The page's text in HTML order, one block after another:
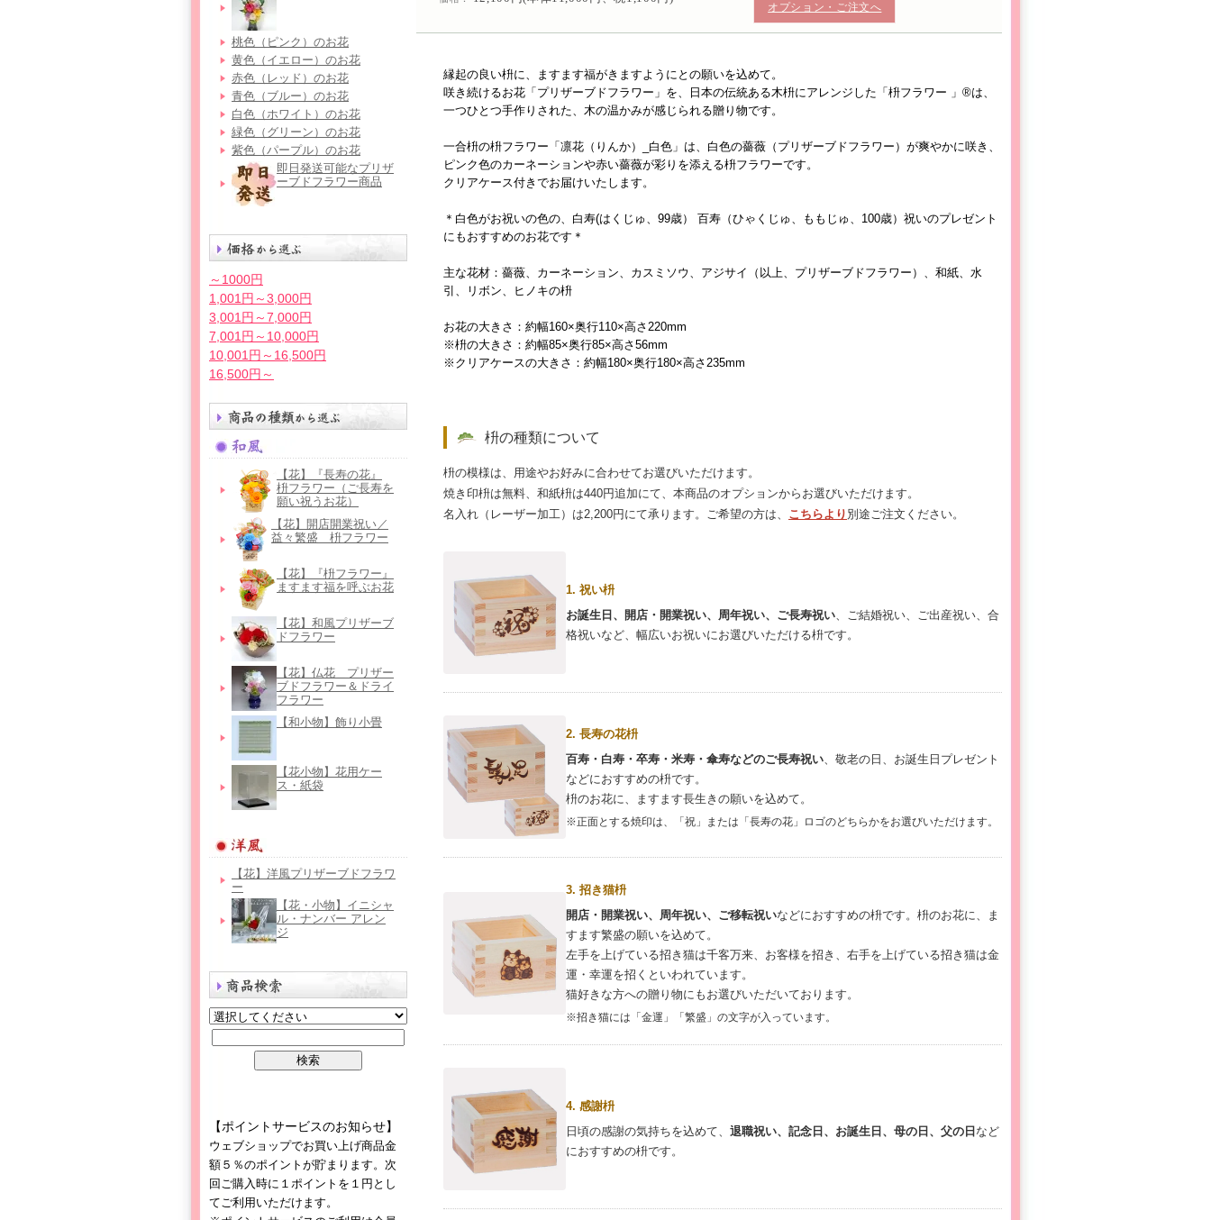
桃色（ピンク）のお花
黄色（イエロー）のお花
赤色（レッド）のお花
青色（ブルー）のお花
白色（ホワイト）のお花
緑色（グリーン）のお花
紫色（パープル）のお花
即日発送可能なプリザ
ーブドフラワー商品
～1000円
1,001円～3,000円
3,001円～7,000円
7,001円～10,000円
10,001円～16,500円
16,500円～
【花】『長寿の花』
枡フラワー（ご長寿を
願い祝うお花）
【花】開店開業祝い／
益々繁盛 枡フラワー
【花】『枡フラワー』
ますます福を呼ぶお花
【花】和風プリザーブ
ドフラワー
【花】仏花＿プリザー
ブドフラワー＆ドライ
フラワー
【和小物】飾り小畳
【花小物】花用ケー
ス・紙袋
【花】洋風プリザーブドフラワ
ー
【花・小物】イニシャ
ル・ナンバー アレン
ジ
【ポイントサービスのお知らせ】
ウェブショップでお買い上げ商品金
額５％のポイントが貯まります。次
回ご購入時に１ポイントを１円とし
てご利用いただけます。
オプション・ご注文へ
縁起の良い枡に、ますます福がきますようにとの願いを込めて。
咲き続けるお花「プリザーブドフラワー」を、日本の伝統ある木枡にアレンジした「枡フラワー 」®は、
一つひとつ手作りされた、木の温かみが感じられる贈り物です。
一合枡の枡フラワー「凛花（りんか）_白色」は、白色の薔薇（プリザーブドフラワー）が爽やかに咲き、
ピンク色のカーネーションや赤い薔薇が彩りを添える枡フラワーです。
クリアケース付きでお届けいたします。
＊白色がお祝いの色の、白寿(はくじゅ、99歳） 百寿（ひゃくじゅ、ももじゅ、100歳）祝いのプレゼント
にもおすすめのお花です＊
主な花材：薔薇、カーネーション、カスミソウ、アジサイ（以上、プリザーブドフラワー）、和紙、水
引、リボン、ヒノキの枡
お花の大きさ：約幅160×奥行110×高さ220mm
※枡の大きさ：約幅85×奥行85×高さ56mm
※クリアケースの大きさ：約幅180×奥行180×高さ235mm
枡の種類について
枡の模様は、用途やお好みに合わせてお選びいただけます。
焼き印枡は無料、和紙枡は440円追加にて、本商品のオプションからお選びいただけます。
名入れ（レーザー加工）は2,200円にて承ります。ご希望の方は、 こちらより 別途ご注文ください。
1. 祝い枡
お誕生日、開店・開業祝い、周年祝い、ご長寿祝い、ご結婚祝い、ご出産祝い、合
格祝いなど、幅広いお祝いにお選びいただける枡です。
2. 長寿の花枡
百寿・白寿・卒寿・米寿・傘寿などのご長寿祝い 、敬老の日、お誕生日プレゼント
などにおすすめの枡です。
枡のお花に、ますます長生きの願いを込めて。
※正面とする焼印は、「祝」または「長寿の花」ロゴのどちらかをお選びいただけます。
3. 招き猫枡
開店・開業祝い、周年祝い、ご移転祝いなどにおすすめの枡です。枡のお花に、ま
すます繁盛の願いを込めて。
左手を上げている招き猫は千客万来、お客様を招き、右手を上げている招き猫は金
運・幸運を招くといわれています。
猫好きな方への贈り物にもお選びいただいております。
※招き猫には「金運」「繁盛」の文字が入っています。
4. 感謝枡
日頃の感謝の気持ちを込めて、退職祝い、記念日、お誕生日、母の日、父の日 など
におすすめの枡です。